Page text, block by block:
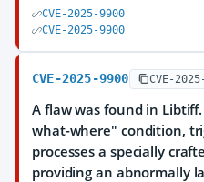
CVE-2025-9900
CVE-2025-9900
CVE-2025-9900 CVE-
A flaw was found in
what-where" condition,
processes a specially
providing an abnormally